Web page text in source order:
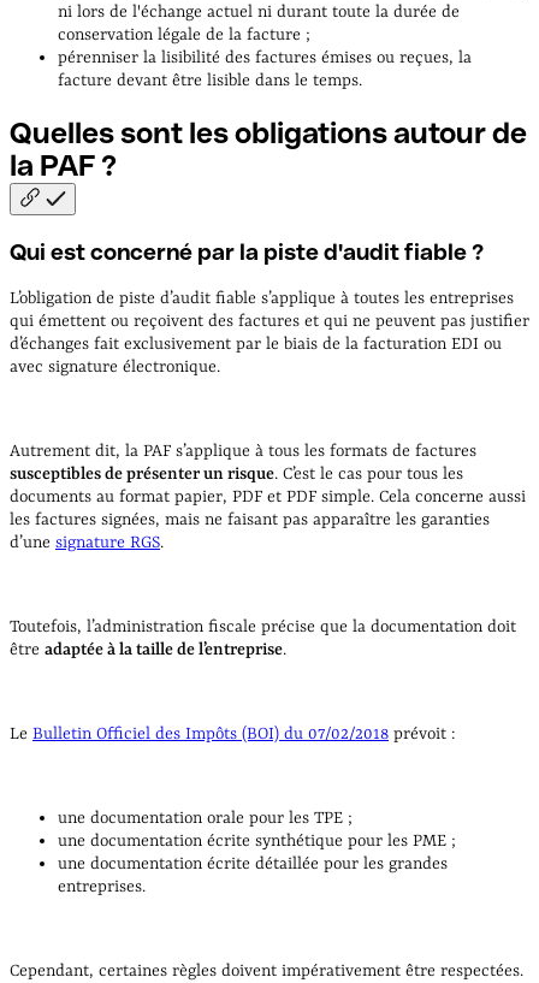
ni lors de l'échange actuel ni durant toute la durée de
conservation légale de la facture ;
pérenniser la lisibilité des factures émises ou reçues, la
facture devant être lisible dans le temps.
Quelles sont les obligations autour de
la PAF ?
Qui est concerné par la piste d'audit fiable ?
L’obligation de piste d’audit fiable s’applique à toutes les entreprises
qui émettent ou reçoivent des factures et qui ne peuvent pas justifier
d’échanges fait exclusivement par le biais de la facturation EDI ou
avec signature électronique.
Autrement dit, la PAF s’applique à tous les formats de factures
susceptibles de présenter un risque. C’est le cas pour tous les
documents au format papier, PDF et PDF simple. Cela concerne aussi
les factures signées, mais ne faisant pas apparaître les garanties
d’une signature RGS.
Toutefois, l’administration fiscale précise que la documentation doit
être adaptée à la taille de l’entreprise.
Le Bulletin Officiel des Impôts (BOI) du 07/02/2018 prévoit :
une documentation orale pour les TPE ;
une documentation écrite synthétique pour les PME ;
une documentation écrite détaillée pour les grandes
entreprises.
Cependant, certaines règles doivent impérativement être respectées.